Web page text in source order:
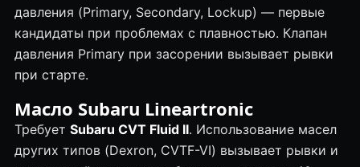
давления (Primary, Secondary, Lockup) — первые
кандидаты при проблемах с плавностью. Клапан
давления Primary при засорении вызывает рывки
при старте.
Масло Subaru Lineartronic
Требует Subaru CVT Fluid II. Использование масел
других типов (Dexron, CVTF-VI) вызывает рывки и